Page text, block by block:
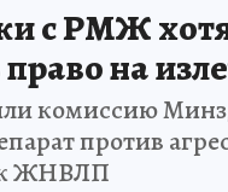
с РМЖ
на
комиссию
против
ЖНВЛП